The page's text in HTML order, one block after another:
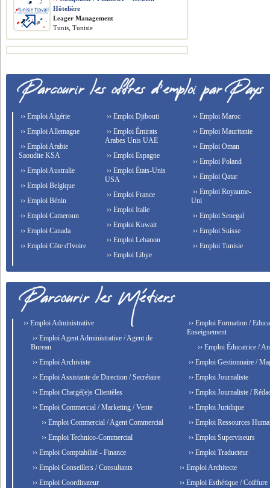
Hôtelière
Leager Management
Tunis, Tunisie
›› Emploi Algérie
›› Emploi Allemagne
›› Emploi Arabie
Saoudite KSA
›› Emploi Australie
›› Emploi Belgique
›› Emploi Bénin
›› Emploi Cameroun
›› Emploi Canada
›› Emploi Côte d'Ivoire
›› Emploi Djibouti
›› Emploi Émirats
Arabes Unis UAE
›› Emploi Espagne
›› Emploi États-Unis
USA
›› Emploi France
›› Emploi Italie
›› Emploi Kuwait
›› Emploi Lebanon
›› Emploi Libye
›› Emploi Maroc
›› Emploi Mauritanie
›› Emploi Oman
›› Emploi Poland
›› Emploi Qatar
›› Emploi Royaume-
Uni
›› Emploi Senegal
›› Emploi Suisse
›› Emploi Tunisie
›› Emploi Administrative
›› Emploi Agent Administrative / Agent de
Bureau
›› Emploi Archiviste
›› Emploi Assistante de Direction / Secrétaire
›› Emploi Chargé(e)s Clientèles
›› Emploi Commercial / Marketing / Vente
›› Emploi Commercial / Agent Commercial
›› Emploi Technico-Commercial
›› Emploi Comptabilité - Finance
›› Emploi Conseillers / Consultants
›› Emploi Coordinateur
›› Emploi Formation /
Enseignement
›› Emploi Éducatrice /
›› Emploi Gestionnaire /
›› Emploi Journaliste
›› Emploi Journaliste /
›› Emploi Juridique
›› Emploi Ressources
›› Emploi Superviseurs
›› Emploi Traducteur
›› Emploi Architecte
›› Emploi Esthétique / Coiffure